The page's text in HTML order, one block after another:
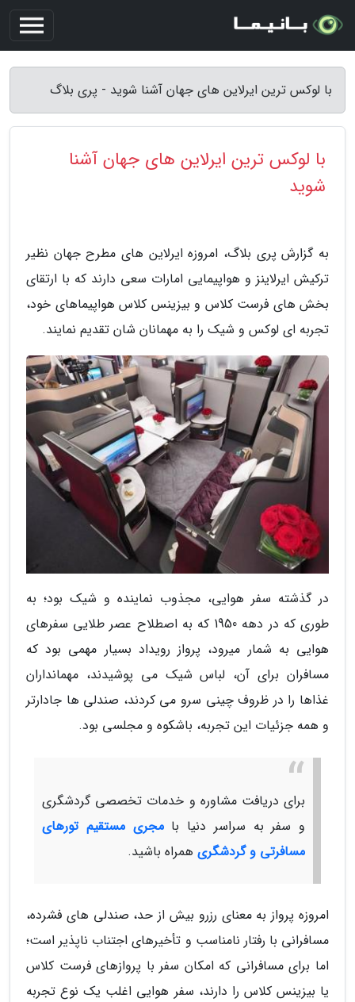
با لوکس ترین ایرلاین های جهان آشنا شوید - پری بلاگ
با لوکس ترین ایرلاین های جهان آشنا
شوید
به گزارش پری بلاگ، امروزه ایرلاین های مطرح جهان نظیر
ترکیش ایرلاینز و هواپیمایی امارات سعی دارند که با ارتقای
بخش های فرست کلاس و بیزینس کلاس هواپیماهای خود،
تجربه ای لوکس و شیک را به مهمانان شان تقدیم نمایند.
در گذشته سفر هوایی، مجذوب نماینده و شیک بود؛ به
طوری که در دهه 1950 که به اصطلاح عصر طلایی سفرهای
هوایی به شمار میرود، پرواز رویداد بسیار مهمی بود که
مسافران برای آن، لباس شیک می پوشیدند، مهمانداران
غذاها را در ظروف چینی سرو می کردند، صندلی ها جادارتر
و همه جزئیات این تجربه، باشکوه و مجلسی بود.
برای دریافت مشاوره و خدمات تخصصی گردشگری
و سفر به سراسر دنیا بامجری مستقیم تورهای
مسافرتی و گردشگری همراه باشید.
امروزه پرواز به معنای رزرو بیش از حد، صندلی های فشرده،
مسافرانی با رفتار نامناسب و تأخیرهای اجتناب ناپذیر است؛
اما برای مسافرانی که امکان سفر با پروازهای فرست کلاس
یا بیزینس کلاس را دارند، سفر هوایی اغلب یک نوع تجربه